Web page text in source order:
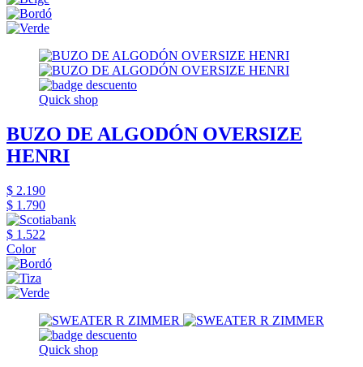
Quick shop
BUZO DE ALGODÓN OVERSIZE
HENRI
$ 2.190
$ 1.790
$ 1.522
Color
Quick shop